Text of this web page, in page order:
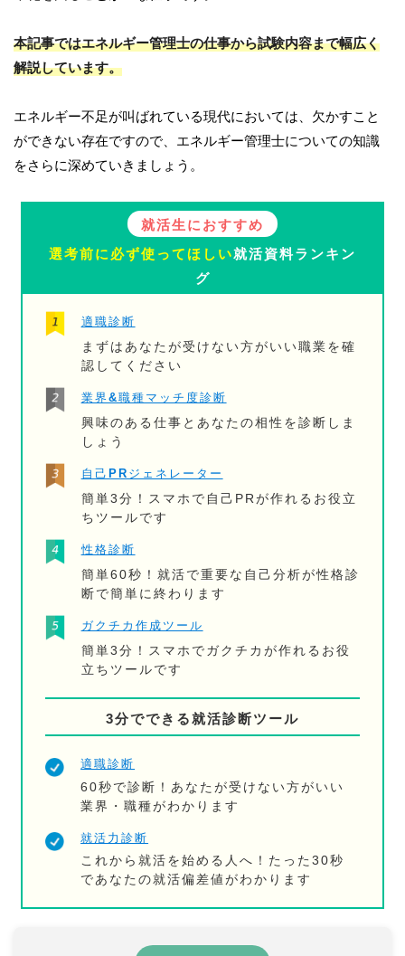
本記事ではエネルギー管理士の仕事から試験内容まで幅広く
解説しています。
エネルギー不足が叫ばれている現代においては、欠かすこと
ができない存在ですので、エネルギー管理士についての知識
をさらに深めていきましょう。
就活生におすすめ
選考前に必ず使ってほしい就活資料ランキン
グ
適職診断
まずはあなたが受けない方がいい職業を確
認してください
業界&職種マッチ度診断
興味のある仕事とあなたの相性を診断しま
しょう
自己PRジェネレーター
簡単3分！スマホで自己PRが作れるお役立
ちツールです
性格診断
簡単60秒！就活で重要な自己分析が性格診
断で簡単に終わります
ガクチカ作成ツール
簡単3分！スマホでガクチカが作れるお役
立ちツールです
3分でできる就活診断ツール
適職診断
60秒で診断！あなたが受けない方がいい
業界・職種がわかります
就活力診断
これから就活を始める人へ！たった30秒
であなたの就活偏差値がわかります